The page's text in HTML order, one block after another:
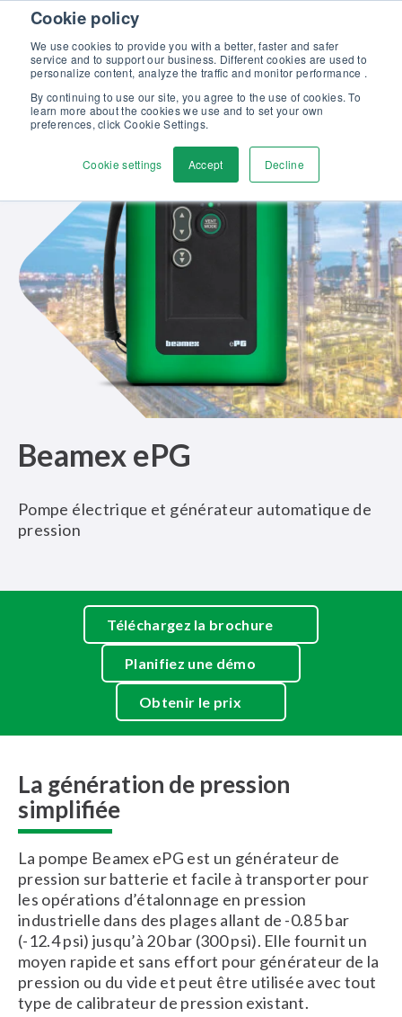
Cookie policy
We use cookies to provide you with a better, faster and safer
service and to support our business. Different cookies are used to
personalize content, analyze the traffic and monitor performance .
By continuing to use our site, you agree to the use of cookies. To
learn more about the cookies we use and to set your own
preferences, click Cookie Settings.
Cookie settings Accept Decline
Skip to content
Maîtrisez l’étalonnage en pression : formation complète, 100%
gratuite et certifiante ! >>
Contactez-nous
Beamex ePG
Pompe électrique et générateur automatique de
pression
Téléchargez la brochure
Planifiez une démo
Obtenir le prix
La génération de pression
simplifiée
La pompe Beamex ePG est un générateur de
pression sur batterie et facile à transporter pour
les opérations d’étalonnage en pression
industrielle dans des plages allant de -0.85 bar
(-12.4 psi) jusqu’à 20 bar (300 psi). Elle fournit un
moyen rapide et sans effort pour générateur de la
pression ou du vide et peut être utilisée avec tout
type de calibrateur de pression existant.